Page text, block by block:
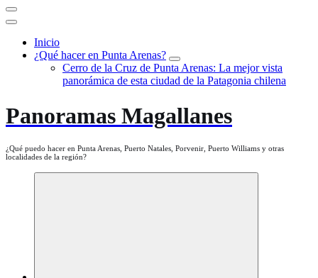
Inicio
¿Qué hacer en Punta Arenas?
Cerro de la Cruz de Punta Arenas: La mejor vista
panorámica de esta ciudad de la Patagonia chilena
Panoramas Magallanes
¿Qué puedo hacer en Punta Arenas, Puerto Natales, Porvenir, Puerto Williams y otras
localidades de la región?